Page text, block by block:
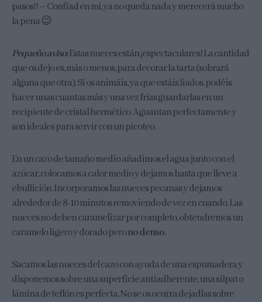
pasos!! – Confiad en mí, ya no queda nada y merecerá mucho
la pena 😉
Pequeño aviso:Estas nueces están ¡espectaculares! La cantidad
que os dejo es, más o menos, para decorar la tarta (sobrará
alguna que otra). Si os animáis, ya que estáis liados, podéis
hacer unas cuantas más y una vez frías guardarlas en un
recipiente de cristal hermético. Aguantan perfectamente y
son ideales para servir con un picoteo.
En un cazo de tamaño medio añadimos el agua junto con el
azúcar, colocamos a calor medio y dejamos hasta que lleve a
ebullición. Incorporamos las nueces pecanas y dejamos
alrededor de 8-10 minutos removiendo de vez en cuando. Las
nueces no deben caramelizar por completo, obtendremos un
caramelo ligero y dorado perono denso.
Sacamos las nueces del cazo con ayuda de una espumadera y
disponemos sobre una superficie antiadherente, una silpat o
lámina de teflón es perfecta. No se os ocurra dejadlas sobre